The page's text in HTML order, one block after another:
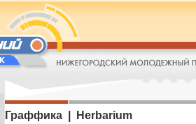
Граффика | Herbarium